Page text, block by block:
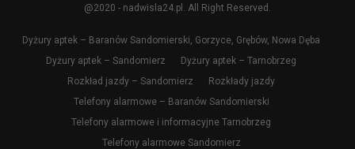
@2020 - nadwisla24.pl. All Right Reserved.
Dyżury aptek – Baranów Sandomierski, Gorzyce, Grębów, Nowa Dęba
Dyżury aptek – Sandomierz
Dyżury aptek – Tarnobrzeg
Rozkład jazdy – Sandomierz
Rozkłady jazdy
Telefony alarmowe – Baranów Sandomierski
Telefony alarmowe i informacyjne Tarnobrzeg
Telefony alarmowe Sandomierz